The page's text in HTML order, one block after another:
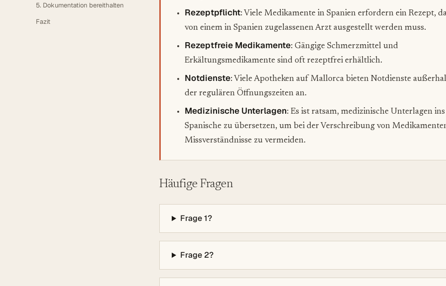
5. Dokumentation bereithalten
Fazit
Rezeptpflicht: Viele Medikamente in Spanien erfordern ein Rezept,
von einem in Spanien zugelassenen Arzt ausgestellt werden muss.
Rezeptfreie Medikamente: Gängige Schmerzmittel und
Erkältungsmedikamente sind oft rezeptfrei erhältlich.
Notdienste: Viele Apotheken auf Mallorca bieten Notdienste
der regulären Öffnungszeiten an.
Medizinische Unterlagen: Es ist ratsam, medizinische Unterlagen ins
Spanische zu übersetzen, um bei der Verschreibung von
Missverständnisse zu vermeiden.
Häufige Fragen
Frage 1?
Frage 2?